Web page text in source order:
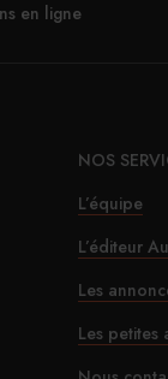
en ligne
NOS
L’équipe
L’éditeur
Les
Les petites